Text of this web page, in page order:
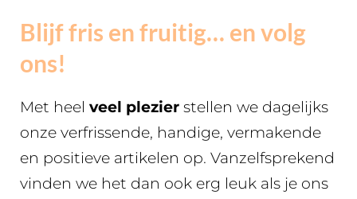
Blijf fris en fruitig… en volg
ons!
Met heel veel plezier stellen we dagelijks
onze verfrissende, handige, vermakende
en positieve artikelen op. Vanzelfsprekend
vinden we het dan ook erg leuk als je ons